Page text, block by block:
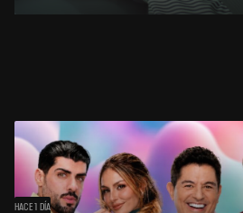
HACE 1 DÍA